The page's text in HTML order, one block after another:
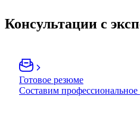
Консультации с
Готовое резюме
Составим профессиональное